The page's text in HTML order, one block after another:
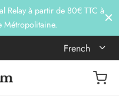
Relay à partir de 80€ TTC à
Métropolitaine.
French